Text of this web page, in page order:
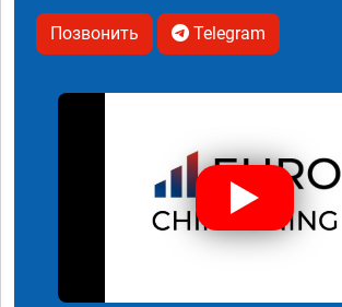
Позвонить Telegram